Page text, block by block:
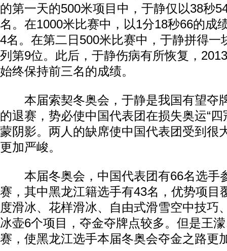
的第一天的500米项目中，于静仅以38秒
名。在1000米比赛中，以1分18秒66的成
4名。在第二日500米比赛中，于静拼得一
列第9位。此后，于静伤病有所恢复，
始终保持前三名的成绩。
本届索契冬奥会，于静是我国有望夺
的退赛，势必使中国代表团在损失奥运“四
蒙阴影。两人的缺席使中国代表团受到很
更加严峻。
本届冬奥会，中国代表团有66名选手
赛，其中黑龙江籍选手有43名，优势项目
度滑冰、花样滑冰、自由式滑雪空中技巧
冰壶6个项目，夺金夺牌点较多。但是王
赛，使黑龙江选手本届冬奥会夺金之路更